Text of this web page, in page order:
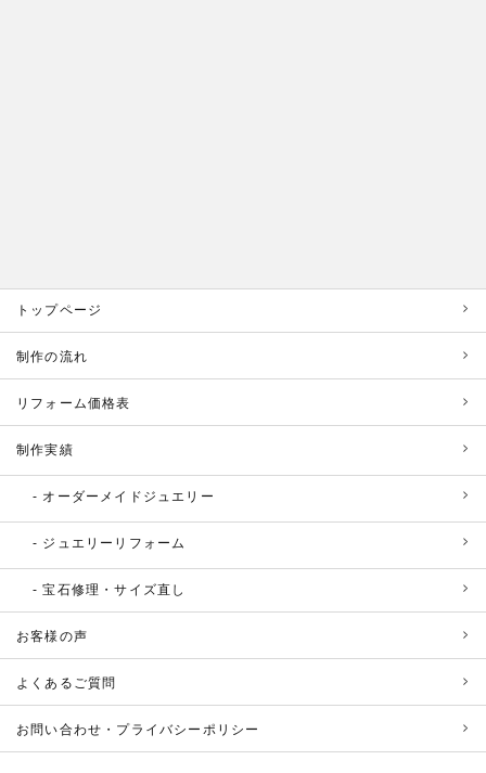
トップページ
制作の流れ
リフォーム価格表
制作実績
オーダーメイドジュエリー
ジュエリーリフォーム
宝石修理・サイズ直し
お客様の声
よくあるご質問
お問い合わせ・プライバシーポリシー